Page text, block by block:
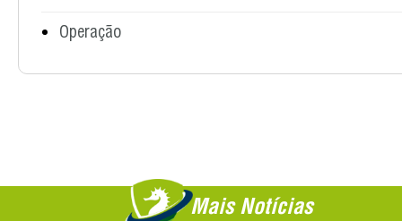
Operação
Mais Notícias